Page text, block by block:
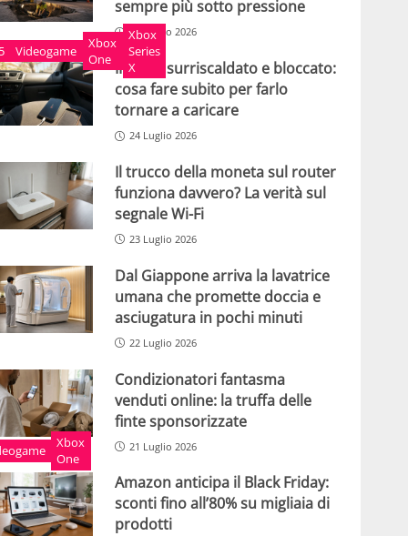
Videogame
Xbox
One
Xbox
Series
X
Xbox
One
sempre più sotto pressione
25 Luglio 2026
IPhone surriscaldato e bloccato:
cosa fare subito per farlo
tornare a caricare
24 Luglio 2026
Il trucco della moneta sul router
funziona davvero? La verità sul
segnale Wi-Fi
23 Luglio 2026
Dal Giappone arriva la lavatrice
umana che promette doccia e
asciugatura in pochi minuti
22 Luglio 2026
Condizionatori fantasma
venduti online: la truffa delle
finte sponsorizzate
21 Luglio 2026
Amazon anticipa il Black Friday:
sconti fino all’80% su migliaia di
prodotti